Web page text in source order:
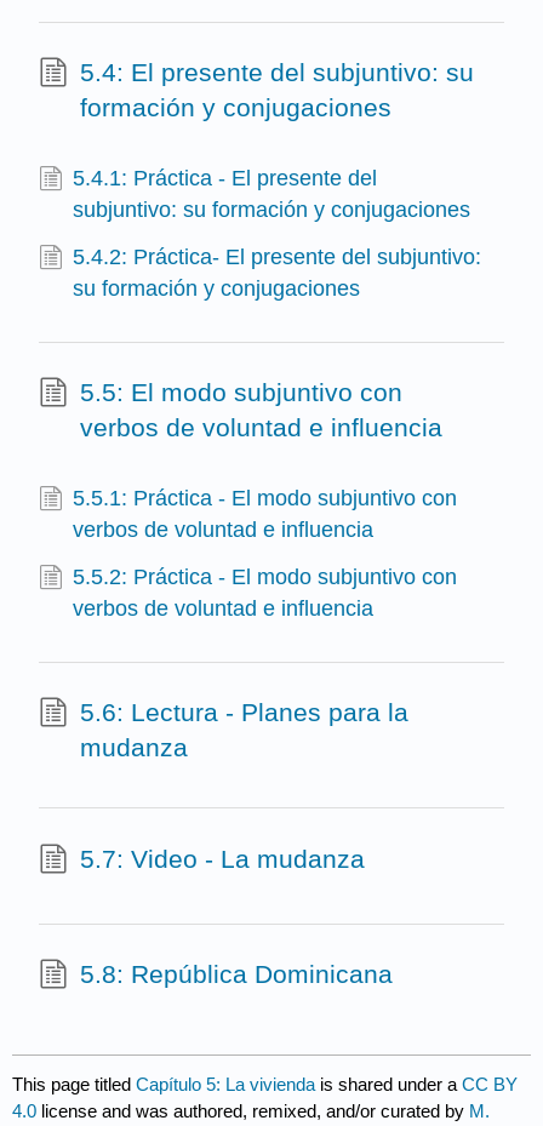
5.4: El presente del subjuntivo: su
formación y conjugaciones
5.4.1: Práctica - El presente del
subjuntivo: su formación y conjugaciones
5.4.2: Práctica- El presente del subjuntivo:
su formación y conjugaciones
5.5: El modo subjuntivo con
verbos de voluntad e influencia
5.5.1: Práctica - El modo subjuntivo con
verbos de voluntad e influencia
5.5.2: Práctica - El modo subjuntivo con
verbos de voluntad e influencia
5.6: Lectura - Planes para la
mudanza
5.7: Video - La mudanza
5.8: República Dominicana
This page titledCapítulo 5: La vivienda is shared under aCC BY
4.0 license and was authored, remixed, and/or curated by M.